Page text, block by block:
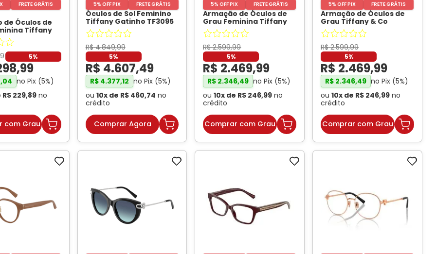
FRETE GRÁTIS
de Óculos de
Tiffany
Cor
- TIFFANI
5%
,99
,04 no Pix (5%)
R$ 229,89no
com Grau
5% OFF PIX FRETE GRÁTIS
Óculos de Sol Feminino
Tiffany Gatinho TF3095
Cor Pale Gold
R$ 4.849,99
5%
R$ 4.607,49
R$ 4.377,12 no Pix (5%)
ou 10x de R$ 460,74 no
crédito
Comprar Agora
5% OFF PIX FRETE GRÁTIS
Armação de Óculos de
Grau Feminina Tiffany
Gatinho TF1166 Cor Pale
Gold - TIFFANI
R$ 2.599,99
5%
R$ 2.469,99
R$ 2.346,49 no Pix (5%)
ou10x de R$ 246,99 no
crédito
Comprar com Grau
5% OFF PIX FRETE GRÁTIS
Armação de Óculos de
Grau Tiffany & Co
TF2266 Feminino
Borboleta Acetato
Tartaruga
R$ 2.599,99
5%
R$ 2.469,99
R$ 2.346,49 no Pix (5%)
ou10x de R$ 246,99 no
crédito
Comprar com Grau